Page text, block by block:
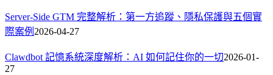
Server-Side GTM 完整解析：第一方追蹤、隱私保護與五個實
際案例 2026-04-27
Clawdbot 記憶系統深度解析：AI 如何記住你的一切2026-01-
27